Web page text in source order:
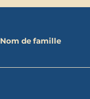
Nom de famille